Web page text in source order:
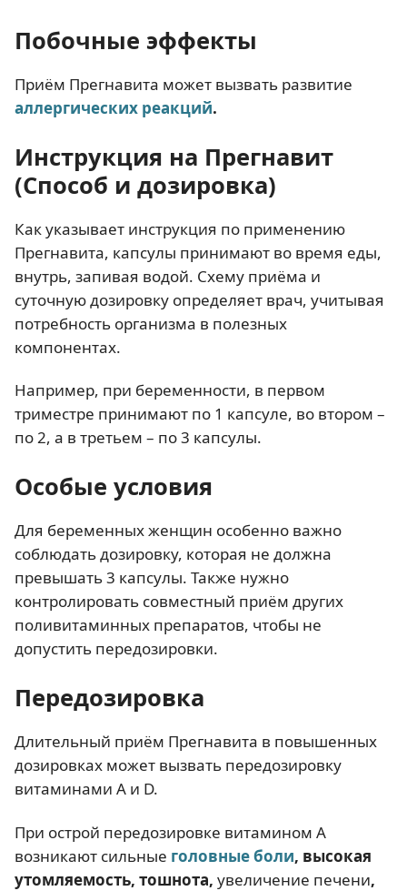
Побочные эффекты
Приём Прегнавита может вызвать развитие
аллергических реакций.
Инструкция на Прегнавит
(Способ и дозировка)
Как указывает инструкция по применению
Прегнавита, капсулы принимают во время еды,
внутрь, запивая водой. Схему приёма и
суточную дозировку определяет врач, учитывая
потребность организма в полезных
компонентах.
Например, при беременности, в первом
триместре принимают по 1 капсуле, во втором –
по 2, а в третьем – по 3 капсулы.
Особые условия
Для беременных женщин особенно важно
соблюдать дозировку, которая не должна
превышать 3 капсулы. Также нужно
контролировать совместный приём других
поливитаминных препаратов, чтобы не
допустить передозировки.
Передозировка
Длительный приём Прегнавита в повышенных
дозировках может вызвать передозировку
витаминами А и D.
При острой передозировке витамином А
возникают сильные головные боли, высокая
утомляемость, тошнота, увеличение печени,